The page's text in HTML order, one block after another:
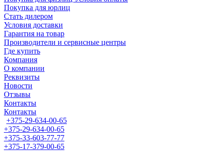
Покупка для юрлиц
Стать дилером
Условия доставки
Гарантия на товар
Производители и сервисные центры
Где купить
Компания
О компании
Реквизиты
Новости
Отзывы
Контакты
Контакты
+375-29-634-00-65
+375-29-634-00-65
+375-33-603-77-77
+375-17-379-00-65